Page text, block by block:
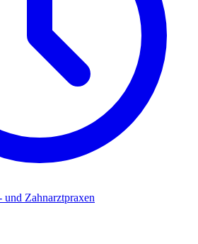
und Zahnarztpraxen